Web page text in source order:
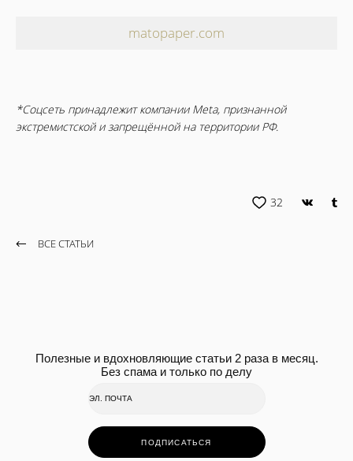
matopaper.com
*Соцсеть принадлежит компании Meta, признанной
экстремистской и запрещённой на территории РФ.
32
ВСЕ СТАТЬИ
Полезные и вдохновляющие статьи 2 раза в месяц.
Без спама и только по делу
ПОДПИСАТЬСЯ